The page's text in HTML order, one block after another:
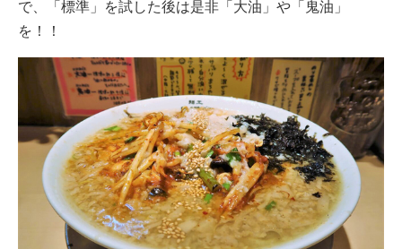
で、「標準」を試した後は是非「大油」や「鬼油」
を！！